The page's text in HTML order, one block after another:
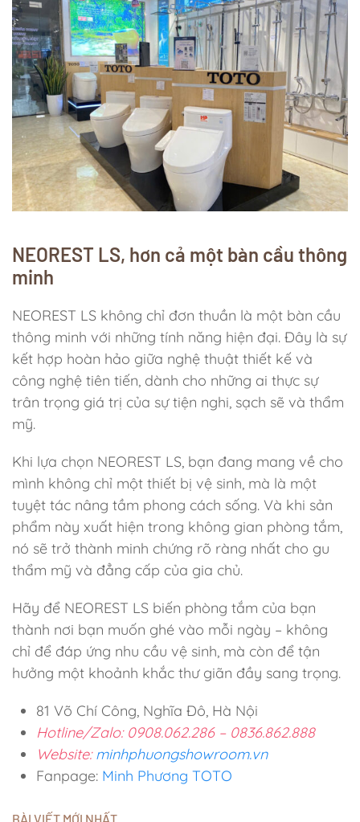
NEOREST LS, hơn cả một bàn cầu thông
minh
NEOREST LS không chỉ đơn thuần là một bàn cầu
thông minh với những tính năng hiện đại. Đây là sự
kết hợp hoàn hảo giữa nghệ thuật thiết kế và
công nghệ tiên tiến, dành cho những ai thực sự
trân trọng giá trị của sự tiện nghi, sạch sẽ và thẩm
mỹ.
Khi lựa chọn NEOREST LS, bạn đang mang về cho
mình không chỉ một thiết bị vệ sinh, mà là một
tuyệt tác nâng tầm phong cách sống. Và khi sản
phẩm này xuất hiện trong không gian phòng tắm,
nó sẽ trở thành minh chứng rõ ràng nhất cho gu
thẩm mỹ và đẳng cấp của gia chủ.
Hãy để NEOREST LS biến phòng tắm của bạn
thành nơi bạn muốn ghé vào mỗi ngày – không
chỉ để đáp ứng nhu cầu vệ sinh, mà còn để tận
hưởng một khoảnh khắc thư giãn đầy sang trọng.
81 Võ Chí Công, Nghĩa Đô, Hà Nội
Hotline/Zalo: 0908.062.286 – 0836.862.888
Website:minhphuongshowroom.vn
Fanpage: Minh Phương TOTO
BÀI VIẾT MỚI NHẤT